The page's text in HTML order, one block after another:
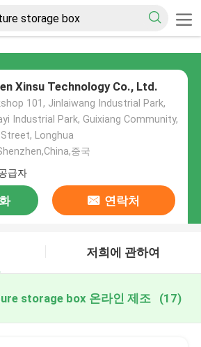
Xinsu Technology Co., Ltd.
101, Jinlaiwang Industrial Park,
Industrial Park, Guixiang Community,
Longhua
중국
급자
연락처
저희에 관하여
storage box 온라인 제조 (17)